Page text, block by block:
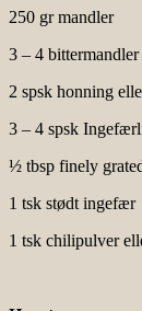
250 gr mandler
3 – 4
2 spsk honning
3 – 4 spsk
½ tbsp finely
1 tsk stødt ingefær
1 tsk chilipulver